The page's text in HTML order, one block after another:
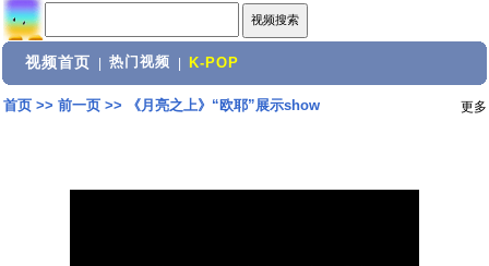
视频首页 热门视频 K-POP
首页>> 前一页>> 《月亮之上》“欧耶”展示show 更多